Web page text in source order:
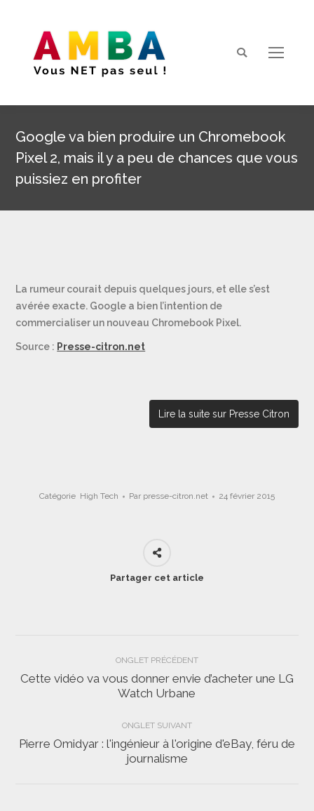
Search:
Google va bien produire un Chromebook
Pixel 2, mais il y a peu de chances que vous
puissiez en profiter
La rumeur courait depuis quelques jours, et elle s’est
avérée exacte. Google a bien l’intention de
commercialiser un nouveau Chromebook Pixel.
Source : Presse-citron.net
Lire la suite sur Presse Citron
Catégorie High Tech Par presse-citron.net 24 février 2015
Partager cet article
Navigation
de
ONGLET PRÉCÉDENT
Onglet
Cette vidéo va vous donner envie d’acheter une LG
Watch Urbane
ONGLET SUIVANT
Onglet
Pierre Omidyar : l'ingénieur à l'origine d'eBay, féru de
journalisme